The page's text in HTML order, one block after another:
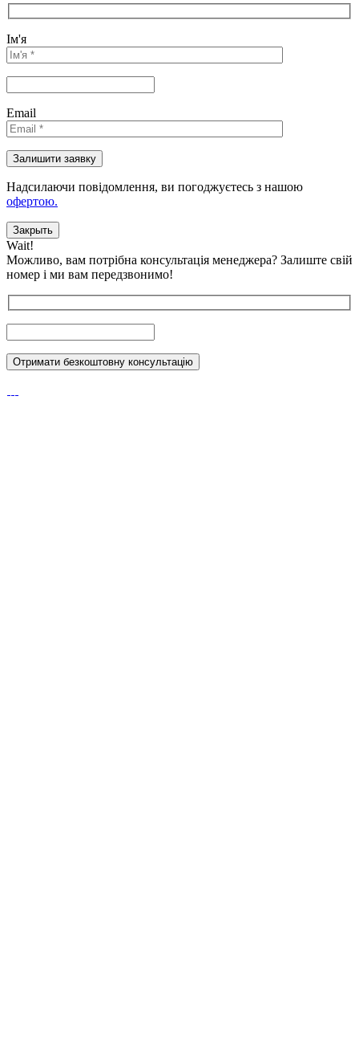
Ім'я
Email
Надсилаючи повідомлення, ви погоджуєтесь з нашою
офертою.
Закрыть
Wait!
Можливо, вам потрібна консультація менеджера? Залиште свій
номер і ми вам передзвонимо!